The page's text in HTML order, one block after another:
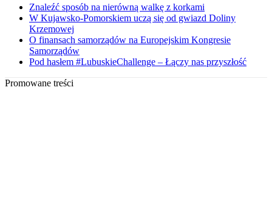
Znaleźć sposób na nierówną walkę z korkami
W Kujawsko-Pomorskiem uczą się od gwiazd Doliny
Krzemowej
O finansach samorządów na Europejskim Kongresie
Samorządów
Pod hasłem #LubuskieChallenge – Łączy nas przyszłość
Promowane treści